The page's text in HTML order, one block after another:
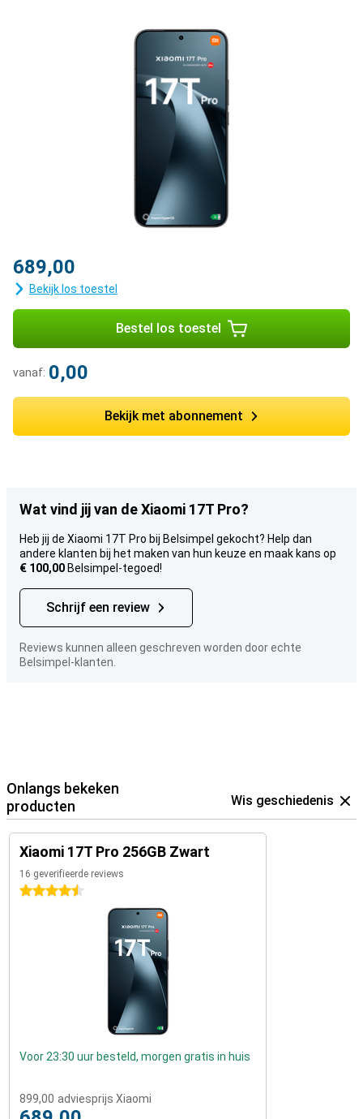
689,00
Bekijk los toestel
Bestel los toestel
vanaf: 0,00
Bekijk met abonnement
Wat vind jij van de Xiaomi 17T Pro?
Heb jij de Xiaomi 17T Pro bij Belsimpel gekocht? Help dan
andere klanten bij het maken van hun keuze en maak kans op
€ 100,00 Belsimpel-tegoed!
Schrijf een review
Reviews kunnen alleen geschreven worden door echte
Belsimpel-klanten.
Onlangs bekeken
producten
Wis geschiedenis
Xiaomi 17T Pro 256GB Zwart
16 geverifieerde reviews
4.5 sterren
Voor 23:30 uur besteld, morgen gratis in huis
899,00 adviesprijs Xiaomi